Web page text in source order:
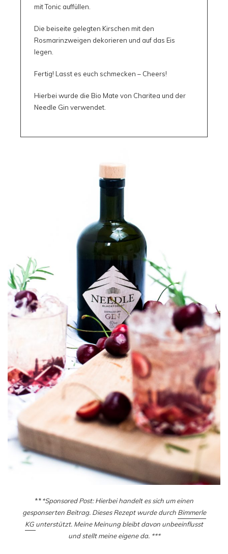
mit Tonic auffüllen.
Die beiseite gelegten Kirschen mit den
Rosmarinzweigen dekorieren und auf das Eis
legen.
Fertig! Lasst es euch schmecken – Cheers!
Hierbei wurde die Bio Mate von Charitea und der
Needle Gin verwendet.
***Sponsored Post: Hierbei handelt es sich um einen
gesponserten Beitrag. Dieses Rezept wurde durch Bimmerle
KGunterstützt. Meine Meinung bleibt davon unbeeinflusst
und stellt meine eigene da. ***